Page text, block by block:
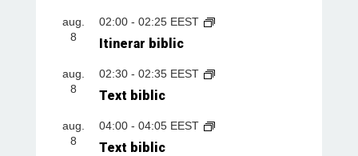
aug.
8
02:00- 02:25 EEST
Itinerar biblic
aug.
8
02:30- 02:35 EEST
Text biblic
aug.
8
04:00- 04:05 EEST
Text biblic